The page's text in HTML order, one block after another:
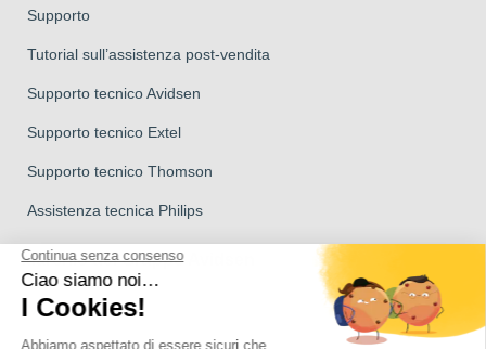
Supporto
Tutorial sull’assistenza post-vendita
Supporto tecnico Avidsen
Supporto tecnico Extel
Supporto tecnico Thomson
Assistenza tecnica Philips
Marchio del Gruppo Avidsen
Marchio Avidsen